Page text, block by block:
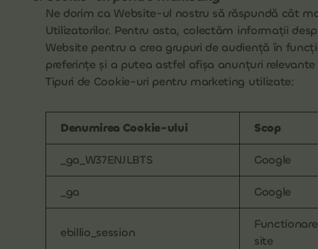
Ne dorim ca Website-ul nostru să răspundă cât
Utilizatorilor. Pentru asta, colectăm informații
Website pentru a crea grupuri de audiență în
preferințe și a putea astfel afișa anunțuri
Tipuri de Cookie-uri pentru marketing utilizate:
Denumirea Cookie-ului Scop
_ga_W37ENJLBTS Google
_ga Google
ebillio_session
Functionare
site